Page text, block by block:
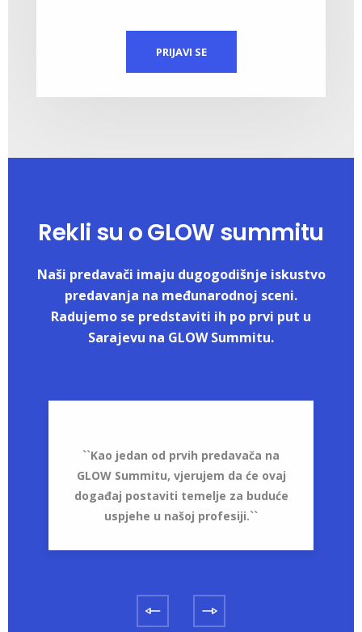
PRIJAVI SE
Rekli su o GLOW summitu
Naši predavači imaju dugogodišnje iskustvo
predavanja na međunarodnoj sceni.
Radujemo se predstaviti ih po prvi put u
Sarajevu na GLOW Summitu.
``Kao jedan od prvih predavača na
GLOW Summitu, vjerujem da će ovaj
događaj postaviti temelje za buduće
uspjehe u našoj profesiji.``